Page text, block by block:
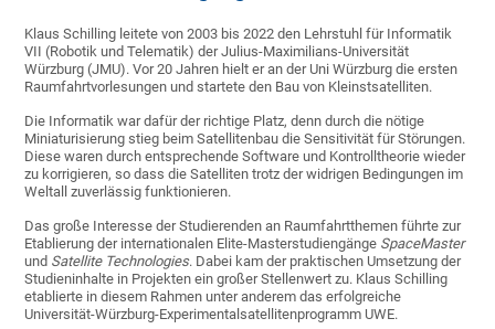
Klaus Schilling leitete von 2003 bis 2022 den Lehrstuhl für Informatik
VII (Robotik und Telematik) der Julius-Maximilians-Universität
Würzburg (JMU). Vor 20 Jahren hielt er an der Uni Würzburg die ersten
Raumfahrtvorlesungen und startete den Bau von Kleinstsatelliten.
Die Informatik war dafür der richtige Platz, denn durch die nötige
Miniaturisierung stieg beim Satellitenbau die Sensitivität für Störungen.
Diese waren durch entsprechende Software und Kontrolltheorie wieder
zu korrigieren, so dass die Satelliten trotz der widrigen Bedingungen im
Weltall zuverlässig funktionieren.
Das große Interesse der Studierenden an Raumfahrtthemen führte zur
Etablierung der internationalen Elite-Masterstudiengänge SpaceMaster
und Satellite Technologies. Dabei kam der praktischen Umsetzung der
Studieninhalte in Projekten ein großer Stellenwert zu. Klaus Schilling
etablierte in diesem Rahmen unter anderem das erfolgreiche
Universität-Würzburg-Experimentalsatellitenprogramm UWE.